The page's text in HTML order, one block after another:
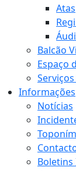
Atas
Balcão
Espaço
Informações
Notícias